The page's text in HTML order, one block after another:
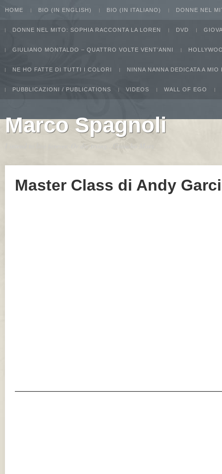
HOME BIO (IN ENGLISH) BIO (IN ITALIANO) DONNE NEL
DONNE NEL MITO: SOPHIA RACCONTA LA LOREN DVD
GIULIANO MONTALDO – QUATTRO VOLTE VENT’ANNI
NE HO FATTE DI TUTTI I COLORI NINNA NANNA DEDICATA A MIO
PUBBLICAZIONI / PUBLICATIONS VIDEOS WALL OF EGO
Marco Spagnoli
Master Class di Andy